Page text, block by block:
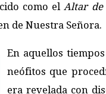
como el Altar de
de Nuestra Señora.
En aquellos
neófitos que
era revelada con